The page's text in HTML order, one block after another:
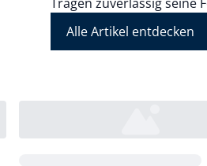
Alle Artikel entdecken